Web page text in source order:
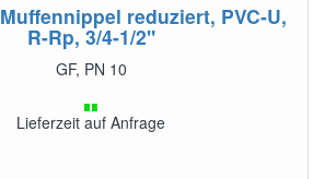
Muffennippel reduziert, PVC-U,
R-Rp, 3/4-1/2"
GF, PN 10
Lieferzeit auf Anfrage